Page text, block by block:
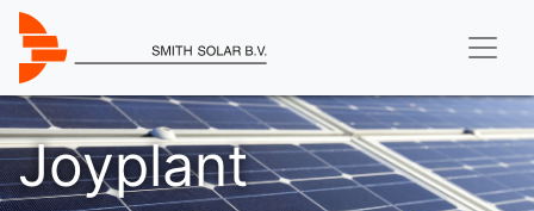
Joyplant